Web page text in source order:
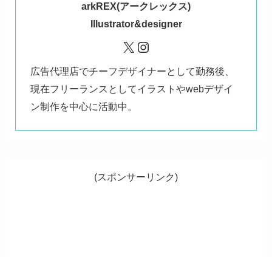
arkREX(アークレックス)
Illustrator&designer
X Instagram
広告代理店でチーフデザイナーとして勤務後、
現在フリーランスとしてイラストやwebデザイ
ン制作を中心に活動中。
(スポンサーリンク)